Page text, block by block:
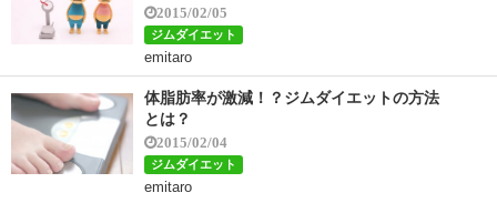
2015/02/05
ジムダイエット
emitaro
体脂肪率が激減！？ジムダイエットの方法
とは？
2015/02/04
ジムダイエット
emitaro